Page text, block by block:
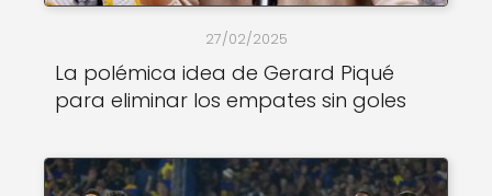
27/02/2025
La polémica idea de Gerard Piqué
para eliminar los empates sin goles